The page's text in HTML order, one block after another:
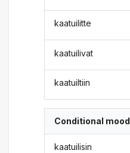
kaatuilitte
kaatuilivat
kaatuiltiin
Conditional mood
kaatuilisin